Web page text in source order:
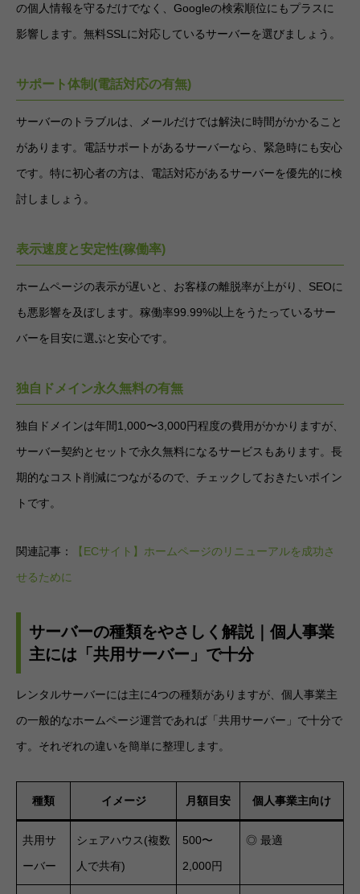
の個人情報を守るだけでなく、Googleの検索順位にもプラスに
影響します。無料SSLに対応しているサーバーを選びましょう。
サポート体制(電話対応の有無)
サーバーのトラブルは、メールだけでは解決に時間がかかること
があります。電話サポートがあるサーバーなら、緊急時にも安心
です。特に初心者の方は、電話対応があるサーバーを優先的に検
討しましょう。
表示速度と安定性(稼働率)
ホームページの表示が遅いと、お客様の離脱率が上がり、SEOに
も悪影響を及ぼします。稼働率99.99%以上をうたっているサー
バーを目安に選ぶと安心です。
独自ドメイン永久無料の有無
独自ドメインは年間1,000〜3,000円程度の費用がかかりますが、
サーバー契約とセットで永久無料になるサービスもあります。長
期的なコスト削減につながるので、チェックしておきたいポイン
トです。
関連記事：
【ECサイト】ホームページのリニューアルを成功さ
せるために
サーバーの種類をやさしく解説｜個人事業
主には「共用サーバー」で十分
レンタルサーバーには主に4つの種類がありますが、個人事業主
の一般的なホームページ運営であれば「共用サーバー」で十分で
す。それぞれの違いを簡単に整理します。
種類 イメージ 月額目安 個人事業主向け
共用サ
ーバー
シェアハウス(複数
人で共有)
500〜
2,000円
◎ 最適